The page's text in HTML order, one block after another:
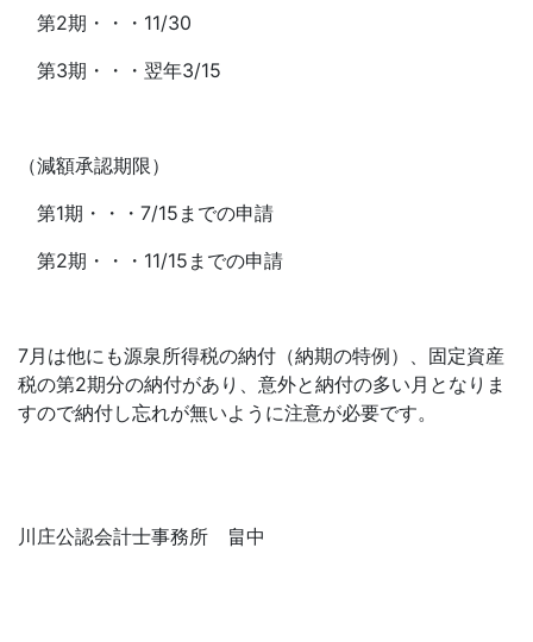
第2期・・・11/30
第3期・・・翌年3/15
（減額承認期限）
第1期・・・7/15までの申請
第2期・・・11/15までの申請
7月は他にも源泉所得税の納付（納期の特例）、固定資産
税の第2期分の納付があり、意外と納付の多い月となりま
すので納付し忘れが無いように注意が必要です。
川庄公認会計士事務所 畠中